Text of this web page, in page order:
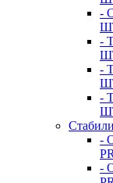
-
-
-
-
-
-